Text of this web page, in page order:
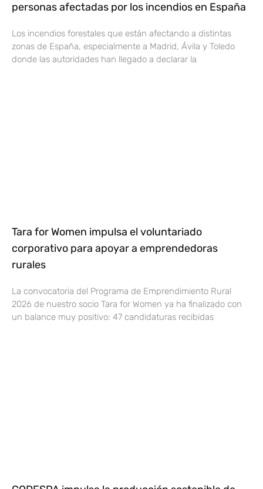
personas afectadas por los incendios en España
Los incendios forestales que están afectando a distintas
zonas de España, especialmente a Madrid, Ávila y Toledo
donde las autoridades han llegado a declarar la
Tara for Women impulsa el voluntariado
corporativo para apoyar a emprendedoras
rurales
La convocatoria del Programa de Emprendimiento Rural
2026 de nuestro socio Tara for Women ya ha finalizado con
un balance muy positivo: 47 candidaturas recibidas